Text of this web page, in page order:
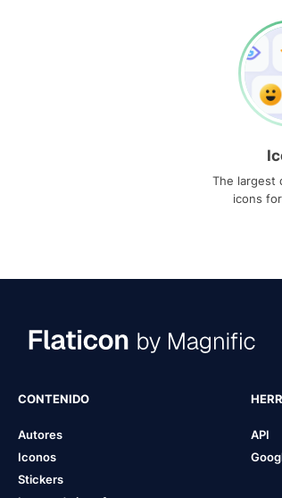
The largest
icons
CONTENIDO
Autores
Iconos
Stickers
API